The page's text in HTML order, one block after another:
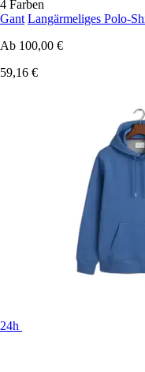
4 Farben
Gant Langärmeliges Polo-
Ab 100,00 €
59,16 €
24h